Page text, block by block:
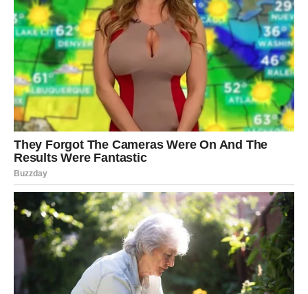
U ljubavi – prijateljstvo prelazi u nešto dublje ili se odnos
osvežava iskrenim razgovorom. Na poslu – originalna
ideja donosi pomak. Sreća dolazi kada se povežete sa
pravim ljudima.
RIBE
Ovo je sedmicanade, inspiracije i emotivnog isceljenja
Kao da se ponovo povezujete sa sobom i svojim snovima.
Sitnice vam donose radost, a intuicija vas vodi bez
greške.
U ljubavi – nežnost, razumevanje i tiha sreća. Ako ste
slobodni, neko vam prilazi suptilno, ali iskreno. Na poslu –
osećate da niste sami i da podrška postoji. Sreća dolazi
kada verujete onome što osećate.